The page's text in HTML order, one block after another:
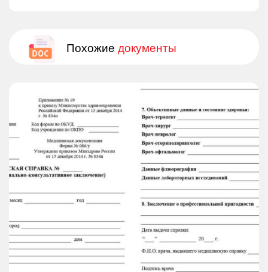
Похожие документы